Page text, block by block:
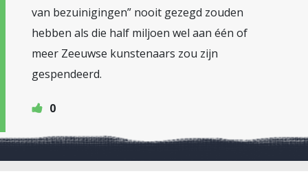
van bezuinigingen” nooit gezegd zouden
hebben als die half miljoen wel aan één of
meer Zeeuwse kunstenaars zou zijn
gespendeerd.
0